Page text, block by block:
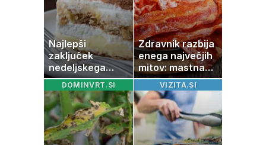
Najlepši
zaključek
nedeljskega
kosila: 8 sladic
brez peke, ki se
jih vsi veselijo
Zdravnik razbija
enega največjih
mitov: mastna
jetra ne
nastanejo zaradi
slanine, temveč
zaradi živila, ki
ga imamo vsi
radi
DOMINVRT.SI VIZITA.SI